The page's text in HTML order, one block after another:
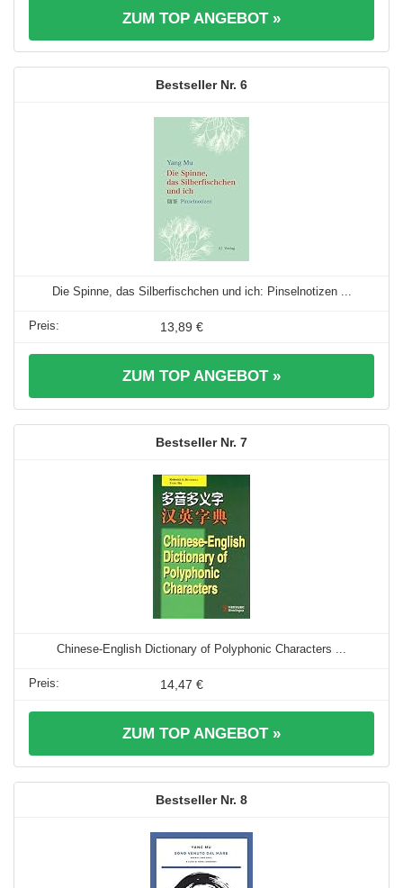
ZUM TOP ANGEBOT »
6
Die Spinne, das Silberfischchen und ich: Pinselnotizen ...
13,89 €
ZUM TOP ANGEBOT »
7
Chinese-English Dictionary of Polyphonic Characters ...
14,47 €
ZUM TOP ANGEBOT »
8